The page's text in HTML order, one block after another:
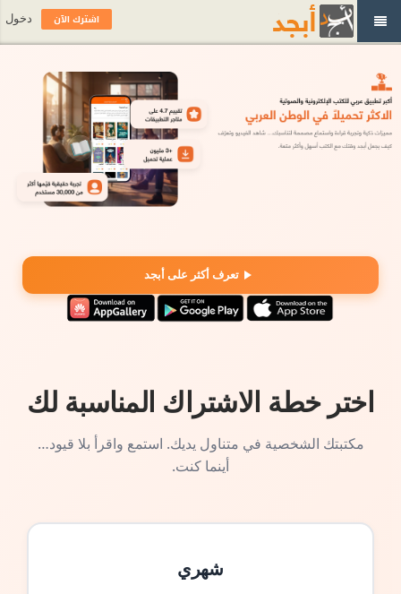
تعرف أكثر على أبجد
اختر خطة الاشتراك المناسبة لك
مكتبتك الشخصية في متناول يديك. استمع واقرأ بلا قيود…
أينما كنت.
شهري
اشترك الآن دخول